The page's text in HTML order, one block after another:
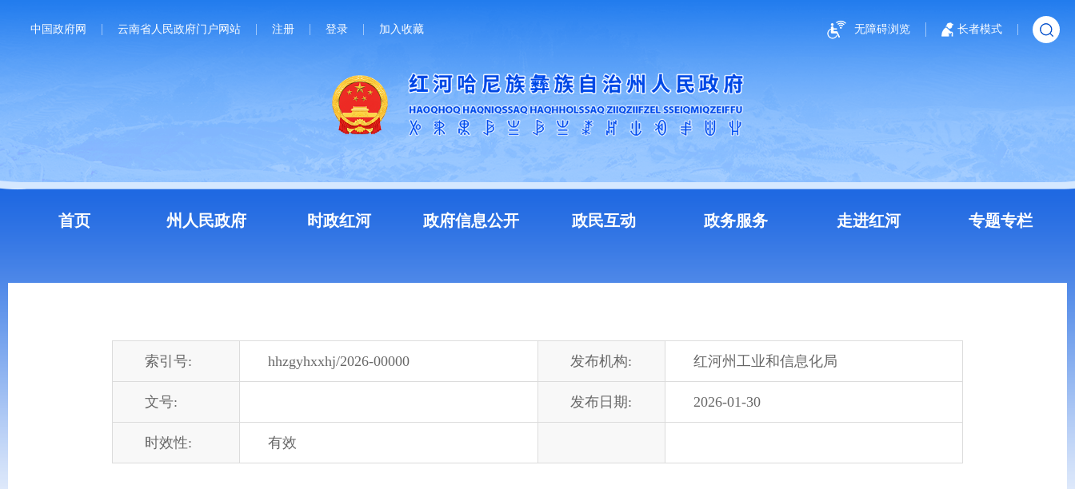
中国政府网 云南省人民政府门户网站 注册 登录 加入收藏 无障碍浏览 长者模式
首页 州人民政府 时政红河 政府信息公开 政民互动 政务服务 走进红河 专题专栏
索引号: hhzgyhxxhj/2026-00000 发布机构: 红河州工业和信息化局
文号: 发布日期: 2026-01-30
时效性: 有效